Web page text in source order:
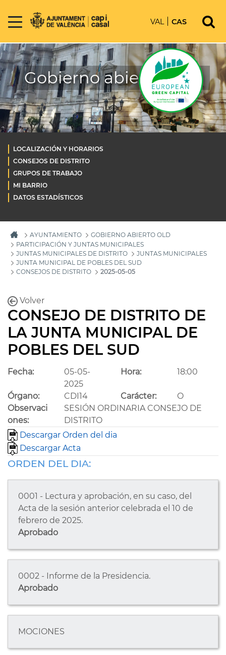
VAL CAS
Gobierno abierto OLD
LOCALIZACIÓN Y HORARIOS
CONSEJOS DE DISTRITO
GRUPOS DE TRABAJO
MI BARRIO
DATOS ESTADÍSTICOS
AYUNTAMIENTO
GOBIERNO ABIERTO OLD
PARTICIPACIÓN Y JUNTAS MUNICIPALES
JUNTAS MUNICIPALES DE DISTRITO
JUNTAS MUNICIPALES
JUNTA MUNICIPAL DE POBLES DEL SUD
CONSEJOS DE DISTRITO
2025-05-05
Volver
CONSEJO DE DISTRITO DE
LA JUNTA MUNICIPAL DE
POBLES DEL SUD
Fecha:
05-05-
2025
Hora: 18:00
Órgano: CDI14 Carácter:
O
Observaci
ones:
SESIÓN ORDINARIA CONSEJO DE
DISTRITO
Descargar Orden del dia
Descargar Acta
ORDEN DEL DIA:
0001 - Lectura y aprobación, en su caso, del
Acta de la sesión anterior celebrada el 10 de
febrero de 2025.
Aprobado
0002 - Informe de la Presidencia.
Aprobado
MOCIONES